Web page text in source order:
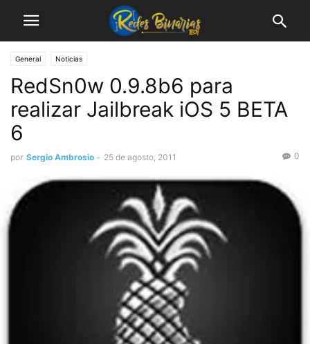
General Noticias
RedSn0w 0.9.8b6 para
realizar Jailbreak iOS 5 BETA
6
por Sergio Ambrosio - 25 de agosto, 2011 0